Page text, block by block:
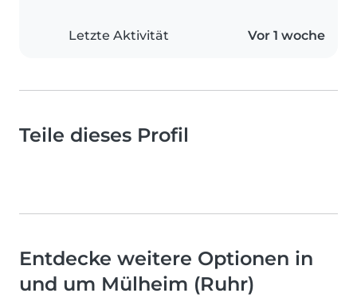
Letzte Aktivität Vor 1 woche
Teile dieses Profil
Entdecke weitere Optionen in
und um Mülheim (Ruhr)